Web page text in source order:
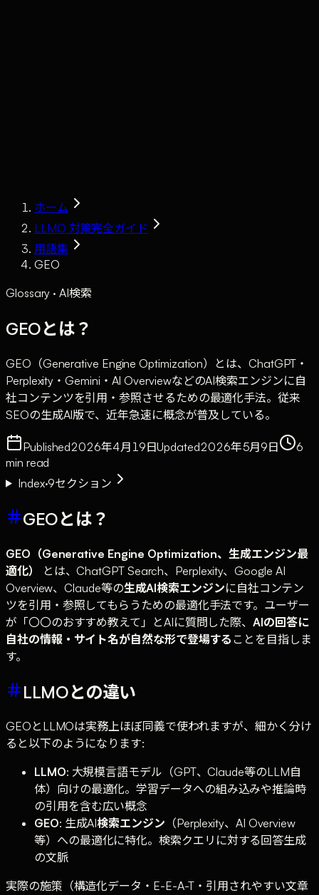
ホーム
LLMO 対策完全ガイド
用語集
GEO
Glossary · AI検索
GEOとは？
GEO（Generative Engine Optimization）とは、ChatGPT・
Perplexity・Gemini・AI OverviewなどのAI検索エンジンに自
社コンテンツを引用・参照させるための最適化手法。従来
SEOの生成AI版で、近年急速に概念が普及している。
Published2026年4月19日Updated2026年5月9日
6
min read
Index·9セクション
GEOとは？
GEO（Generative Engine Optimization、生成エンジン最
適化）
とは、ChatGPT Search、Perplexity、Google AI
Overview、Claude等の生成AI検索エンジンに自社コンテン
ツを引用・参照してもらうための最適化手法です。ユーザー
が「〇〇のおすすめ教えて」とAIに質問した際、AIの回答に
自社の情報・サイト名が自然な形で登場する ことを目指しま
す。
LLMOとの違い
GEOとLLMOは実務上ほぼ同義で使われますが、細かく分け
ると以下のようになります:
LLMO: 大規模言語モデル（GPT、Claude等のLLM自
体）向けの最適化。学習データへの組み込みや推論時
の引用を含む広い概念
GEO: 生成AI検索エンジン （Perplexity、AI Overview
等）への最適化に特化。検索クエリに対する回答生成
の文脈
実際の施策（構造化データ・E-E-A-T・引用されやすい文章